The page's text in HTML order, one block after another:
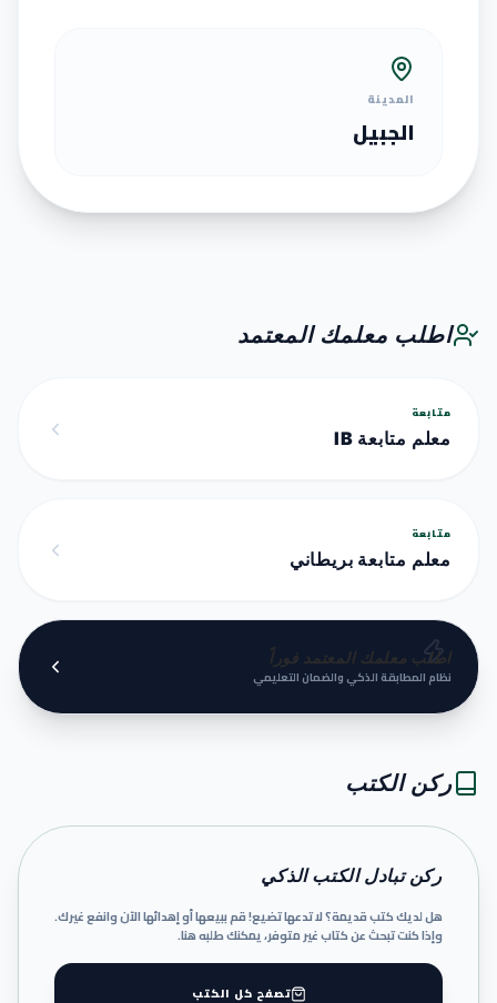
المدينة
الجبيل
اطلب معلمك المعتمد
متابعة
معلم متابعة IB
متابعة
معلم متابعة بريطاني
اطلب معلمك المعتمد فوراً
نظام المطابقة الذكي والضمان التعليمي
ركن الكتب
ركن تبادل الكتب الذكي
هل لديك كتب قديمة؟ لا تدعها تضيع! قم ببيعها أو إهدائها الآن وانفع غيرك.
وإذا كنت تبحث عن كتاب غير متوفر، يمكنك طلبه هنا.
تصفح كل الكتب